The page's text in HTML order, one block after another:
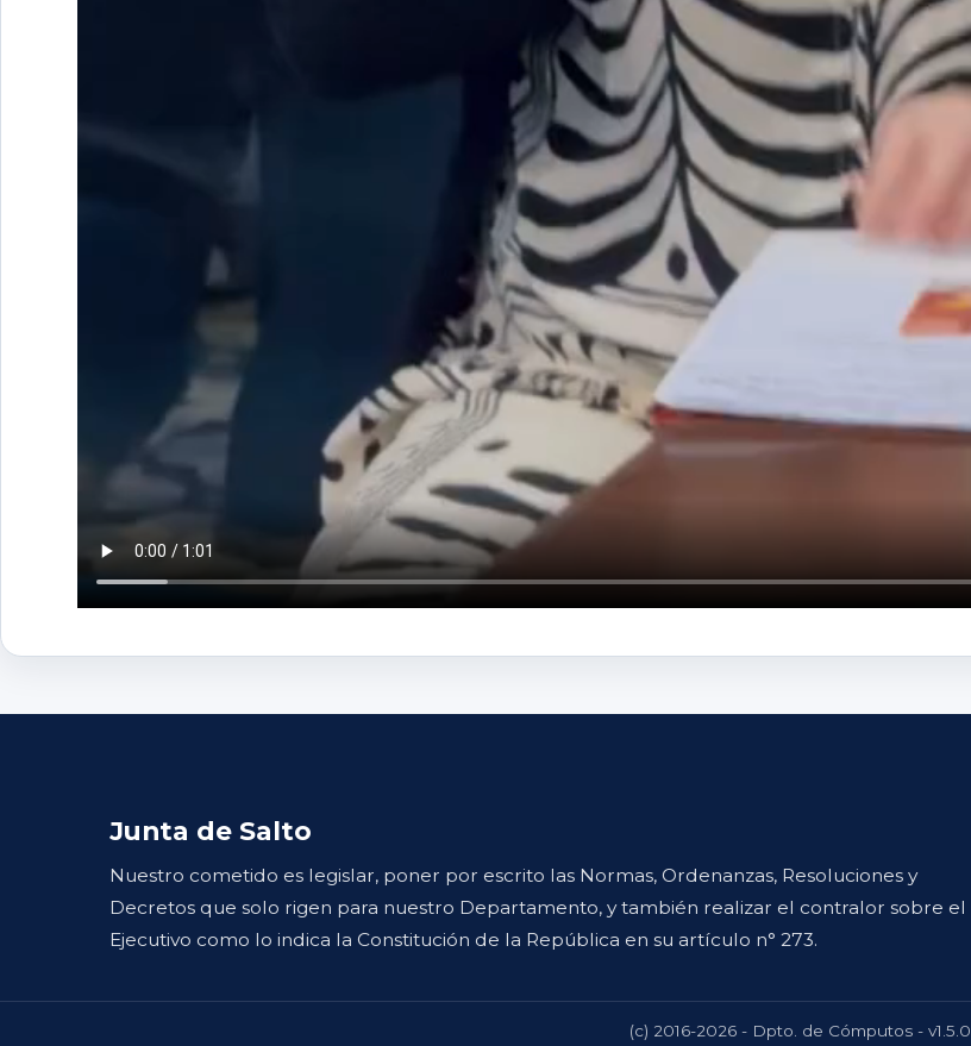
Junta de Salto
Nuestro cometido es legislar, poner por escrito las Normas, Ordenanzas, Resoluciones y
Decretos que solo rigen para nuestro Departamento, y también realizar el contralor sobre el
Ejecutivo como lo indica la Constitución de la República en su artículo n° 273.
(c) 2016-2026 - Dpto. de Cómputos - v1.5.0